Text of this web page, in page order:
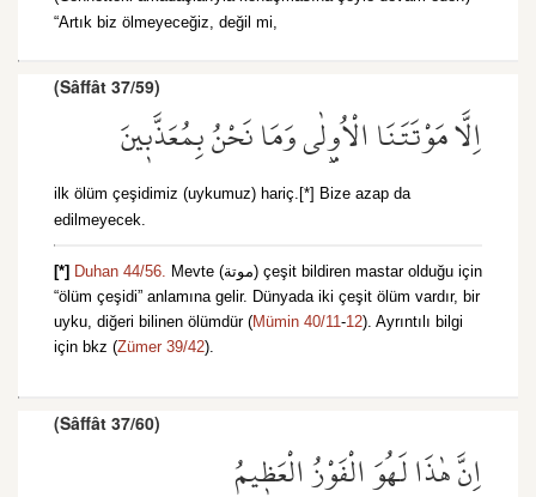
“Artık biz ölmeyeceğiz, değil mi,
(Sâffât 37/59)
اِلَّا مَوْتَتَنَا الْاُو۫لٰى وَمَا نَحْنُ بِمُعَذَّب۪ينَ
ilk ölüm çeşidimiz (uykumuz) hariç.[*] Bize azap da
edilmeyecek.
[*] Duhan 44/56. Mevte (موتة) çeşit bildiren mastar olduğu için
“ölüm çeşidi” anlamına gelir. Dünyada iki çeşit ölüm vardır, bir
uyku, diğeri bilinen ölümdür (Mümin 40/11-12). Ayrıntılı bilgi
için bkz (Zümer 39/42).
(Sâffât 37/60)
اِنَّ هٰذَا لَهُوَ الْفَوْزُ الْعَظ۪يمُ